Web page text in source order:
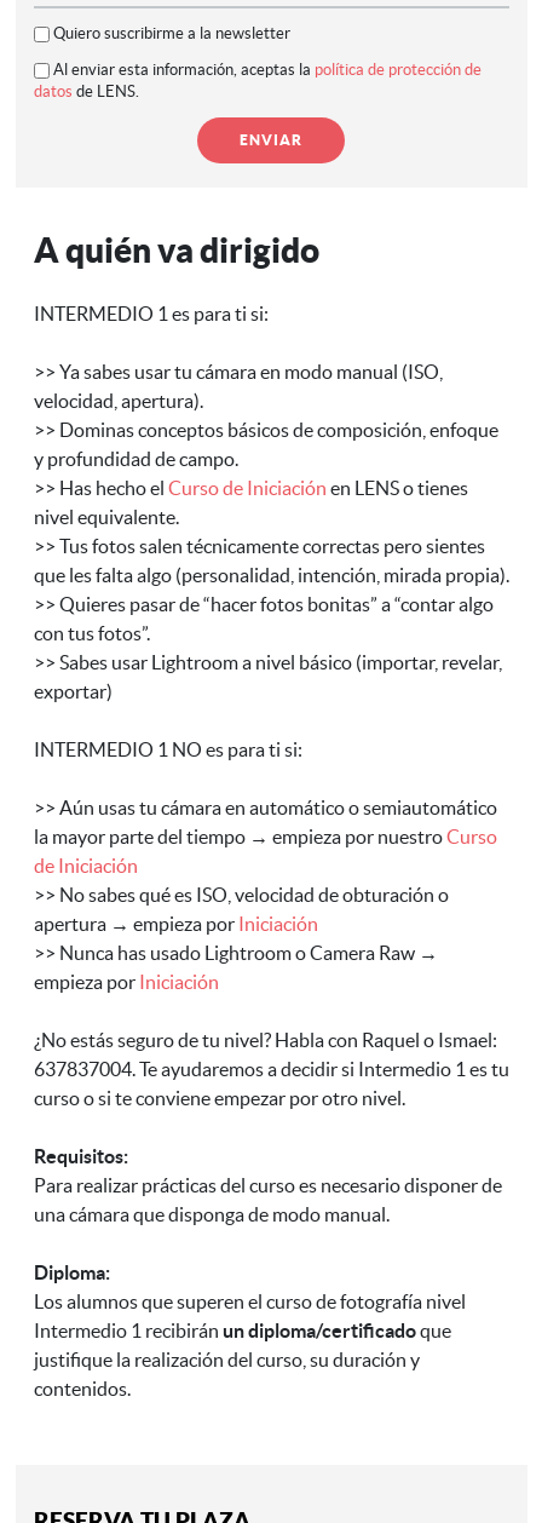
Quiero suscribirme a la newsletter
Al enviar esta información, aceptas la política de protección de
datos de LENS.
A quién va dirigido
INTERMEDIO 1 es para ti si:
>> Ya sabes usar tu cámara en modo manual (ISO,
velocidad, apertura).
>> Dominas conceptos básicos de composición, enfoque
y profundidad de campo.
>> Has hecho el Curso de Iniciación en LENS o tienes
nivel equivalente.
>> Tus fotos salen técnicamente correctas pero sientes
que les falta algo (personalidad, intención, mirada propia).
>> Quieres pasar de “hacer fotos bonitas” a “contar algo
con tus fotos”.
>> Sabes usar Lightroom a nivel básico (importar, revelar,
exportar)
INTERMEDIO 1 NO es para ti si:
>> Aún usas tu cámara en automático o semiautomático
la mayor parte del tiempo → empieza por nuestroCurso
de Iniciación
>> No sabes qué es ISO, velocidad de obturación o
apertura → empieza por Iniciación
>> Nunca has usado Lightroom o Camera Raw →
empieza por Iniciación
¿No estás seguro de tu nivel? Habla con Raquel o Ismael:
637837004. Te ayudaremos a decidir si Intermedio 1 es tu
curso o si te conviene empezar por otro nivel.
Requisitos:
Para realizar prácticas del curso es necesario disponer de
una cámara que disponga de modo manual.
Diploma:
Los alumnos que superen el curso de fotografía nivel
Intermedio 1 recibirán un diploma/certificadoque
justifique la realización del curso, su duración y
contenidos.